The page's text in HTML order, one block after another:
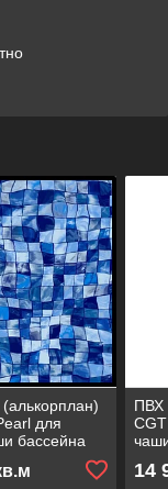
для
бассейна
рулона
ПВХ
14